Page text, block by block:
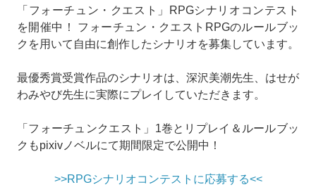
「フォーチュン・クエスト」RPGシナリオコンテスト
を開催中！ フォーチュン・クエストRPGのルールブッ
クを用いて自由に創作したシナリオを募集しています。
最優秀賞受賞作品のシナリオは、深沢美潮先生、はせが
わみやび先生に実際にプレイしていただきます。
「フォーチュンクエスト」1巻とリプレイ＆ルールブッ
クもpixivノベルにて期間限定で公開中！
>>RPGシナリオコンテストに応募する<<